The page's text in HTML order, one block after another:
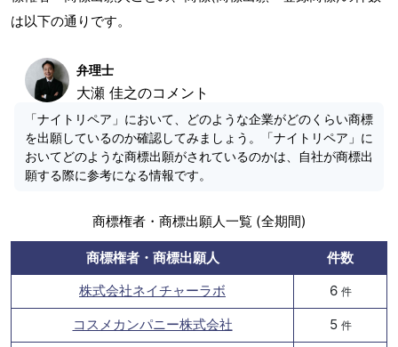
は以下の通りです。
弁理士
大瀬 佳之のコメント
「ナイトリペア」において、どのような企業がどのくらい商標
を出願しているのか確認してみましょう。「ナイトリペア」に
おいてどのような商標出願がされているのかは、自社が商標出
願する際に参考になる情報です。
商標権者・商標出願人一覧 (全期間)
商標権者・商標出願人
件数
株式会社ネイチャーラボ
6 件
コスメカンパニー株式会社 5 件